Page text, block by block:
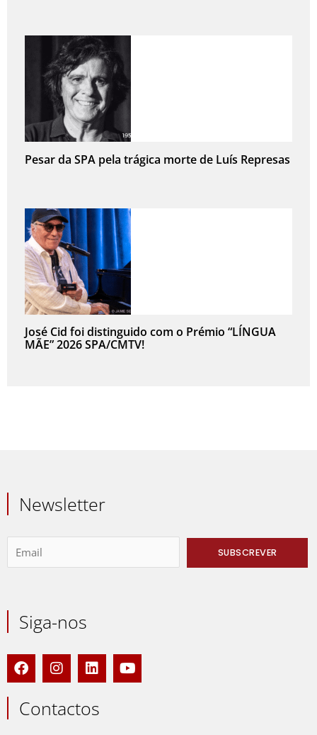
Pesar da SPA pela trágica morte de Luís Represas
José Cid foi distinguido com o Prémio “LÍNGUA
MÃE” 2026 SPA/CMTV!
Newsletter
Siga-nos
F
a
c
e
b
I
n
s
t
a
L
i
n
k
e
Y
o
u
Contactos